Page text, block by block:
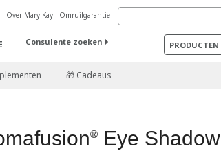
Over Mary Kay Omruilgarantie
Consulente zoeken PRODUCTEN
🎁 Cadeaus
® Eye Shadow